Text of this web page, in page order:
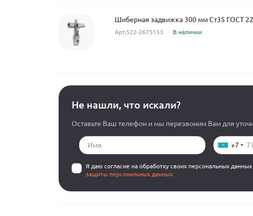
Шиберная задвижка 300 мм Ст35 ГОСТ
Арт.522-2675153 В наличии
Не нашли, что искали?
Оставьте Ваш телефон и мы перезвоним Вам для
+7
Я даю согласие на обработку своих персональных данных
защиты персональных данных